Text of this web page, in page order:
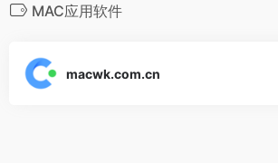
MAC应用软件
macwk.com.cn